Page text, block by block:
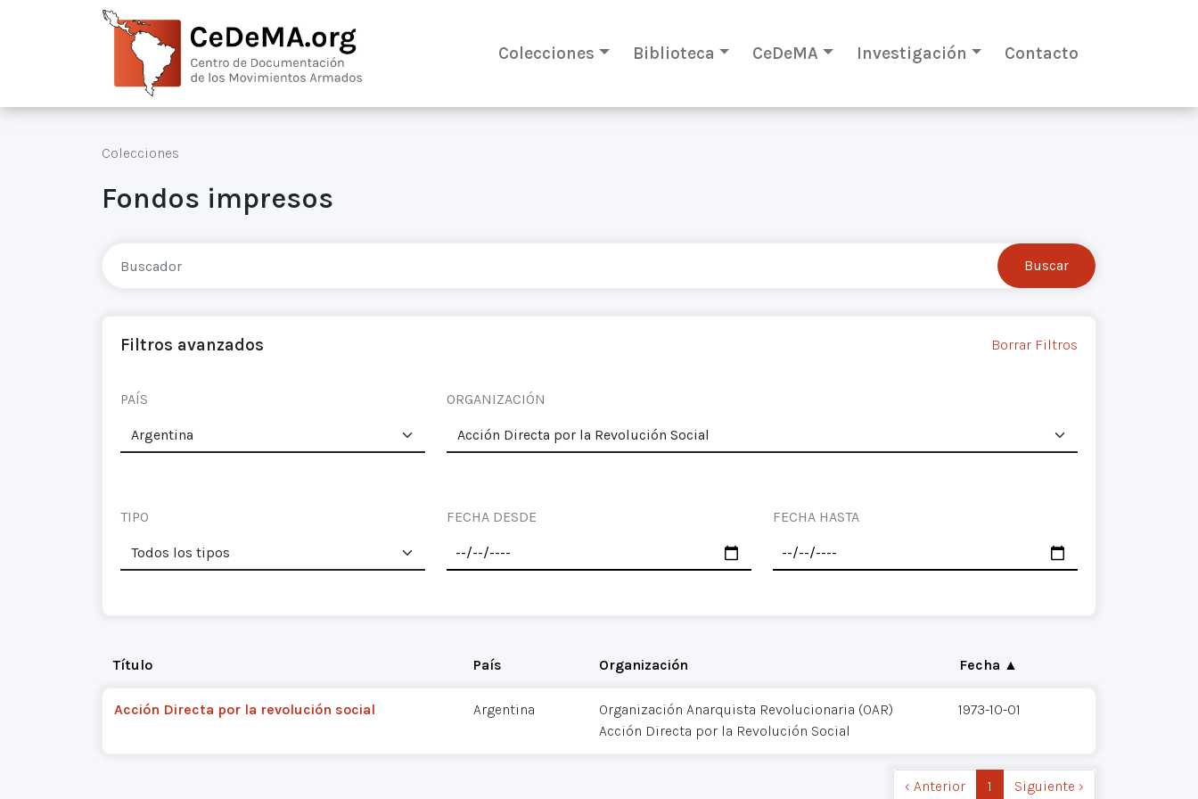
Colecciones Biblioteca CeDeMA Investigación Contacto
Colecciones
Fondos impresos
Filtros avanzados Borrar Filtros
PAÍS ORGANIZACIÓN
TIPO FECHA DESDE FECHA HASTA
Título País Organización Fecha ▲
Acción Directa por la revolución social Argentina
Organización Anarquista Revolucionaria (OAR)
Acción Directa por la Revolución Social
1973-10-01
‹ Anterior 1 Siguiente ›